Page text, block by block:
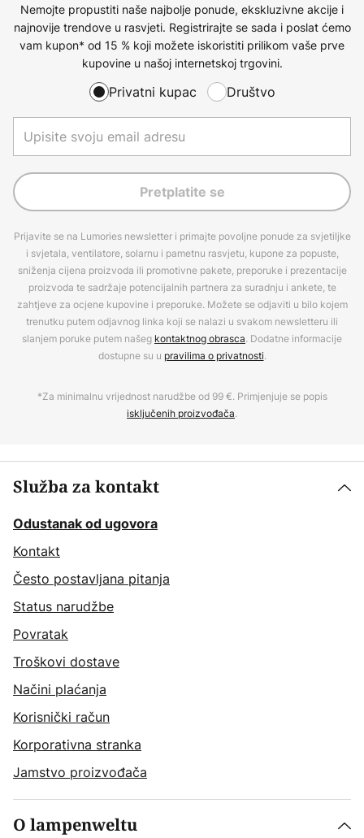
Nemojte propustiti naše najbolje ponude, ekskluzivne akcije i
najnovije trendove u rasvjeti. Registrirajte se sada i poslat ćemo
vam kupon* od 15 % koji možete iskoristiti prilikom vaše prve
kupovine u našoj internetskoj trgovini.
Privatni kupac Društvo
Pretplatite se
Prijavite se na Lumories newsletter i primajte povoljne ponude za svjetiljke
i svjetala, ventilatore, solarnu i pametnu rasvjetu, kupone za popuste,
sniženja cijena proizvoda ili promotivne pakete, preporuke i prezentacije
proizvoda te sadržaje potencijalnih partnera za suradnju i ankete, te
zahtjeve za ocjene kupovine i preporuke. Možete se odjaviti u bilo kojem
trenutku putem odjavnog linka koji se nalazi u svakom newsletteru ili
slanjem poruke putem našeg kontaktnog obrasca. Dodatne informacije
dostupne su u pravilima o privatnosti.
*Za minimalnu vrijednost narudžbe od 99 €. Primjenjuje se popis
isključenih proizvođača.
Služba za kontakt
Odustanak od ugovora
Kontakt
Često postavljana pitanja
Status narudžbe
Povratak
Troškovi dostave
Načini plaćanja
Korisnički račun
Korporativna stranka
Jamstvo proizvođača
O lampenweltu